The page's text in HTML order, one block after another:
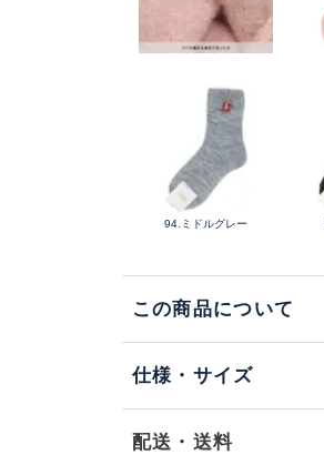
94.ミドルグレー
この商品について
仕様・サイズ
配送・送料